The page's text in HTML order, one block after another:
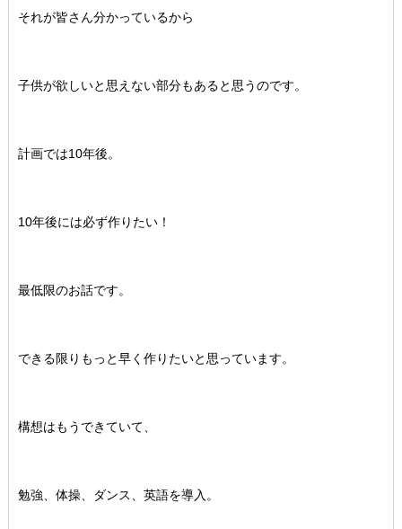
それが皆さん分かっているから
子供が欲しいと思えない部分もあると思うのです。
計画では10年後。
10年後には必ず作りたい！
最低限のお話です。
できる限りもっと早く作りたいと思っています。
構想はもうできていて、
勉強、体操、ダンス、英語を導入。